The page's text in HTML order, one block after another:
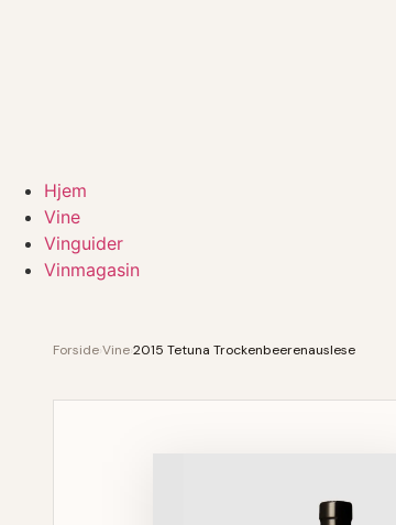
Hjem
Vine
Vinguider
Vinmagasin
ForsideVine2015 Tetuna Trockenbeerenauslese